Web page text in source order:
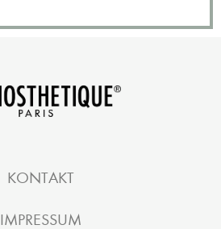
KONTAKT
IMPRESSUM